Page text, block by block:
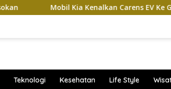
Mobil Kia Kenalkan Carens EV Ke GIIAS 2026,
Teknologi Kesehatan Life Style